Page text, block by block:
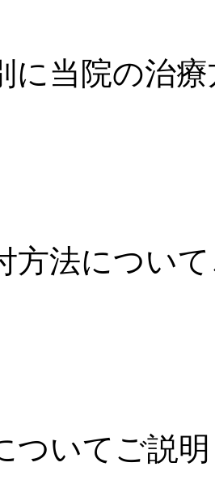
に当院の治
方法につい
ついてご説